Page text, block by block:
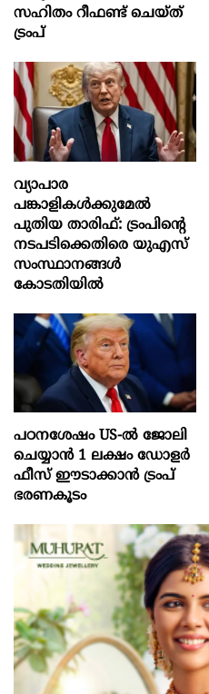
സഹിതം റീഫണ്ട് ചെയ്ത്
ട്രംപ്
വ്യാപാര
പങ്കാളികൾക്കുമേൽ
പുതിയ താരിഫ്: ട്രംപിന്‍റെ
നടപടിക്കെതിരെ യുഎസ്
സംസ്ഥാനങ്ങൾ
കോടതിയിൽ
പഠനശേഷം US-ൽ ജോലി
ചെയ്യാൻ 1 ലക്ഷം ഡോളർ
ഫീസ് ഈടാക്കാൻ ട്രംപ്
ഭരണകൂടം